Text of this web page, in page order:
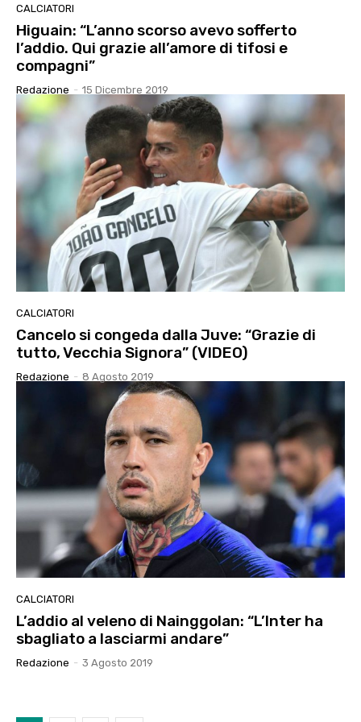
CALCIATORI
Higuain: “L’anno scorso avevo sofferto
l’addio. Qui grazie all’amore di tifosi e
compagni”
Redazione - 15 Dicembre 2019
CALCIATORI
Cancelo si congeda dalla Juve: “Grazie di
tutto, Vecchia Signora” (VIDEO)
Redazione - 8 Agosto 2019
CALCIATORI
L’addio al veleno di Nainggolan: “L’Inter ha
sbagliato a lasciarmi andare”
Redazione - 3 Agosto 2019